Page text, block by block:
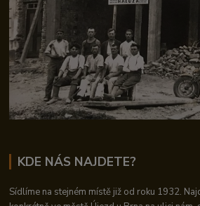
KDE NÁS NAJDETE?
Sídlíme na stejném místě již od roku 1932.